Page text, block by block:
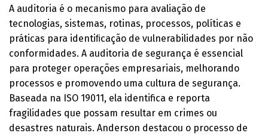
A auditoria é o mecanismo para avaliação de
tecnologias, sistemas, rotinas, processos, políticas e
práticas para identiﬁcação de vulnerabilidades por não
conformidades. A auditoria de segurança é essencial
para proteger operações empresariais, melhorando
processos e promovendo uma cultura de segurança.
Baseada na ISO 19011, ela identifica e reporta
fragilidades que possam resultar em crimes ou
desastres naturais. Anderson destacou o processo de